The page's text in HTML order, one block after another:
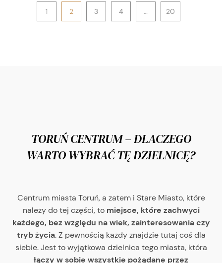
1 2 3 4 20
TORUŃ CENTRUM – DLACZEGO
WARTO WYBRAĆ TĘ DZIELNICĘ?
Centrum miasta Toruń, a zatem i Stare Miasto, które
należy do tej części, to miejsce, które zachwyci
każdego, bez względu na wiek, zainteresowania czy
tryb życia. Z pewnością każdy znajdzie tutaj coś dla
siebie. Jest to wyjątkowa dzielnica tego miasta, która
łączy w sobie wszystkie pożądane przez